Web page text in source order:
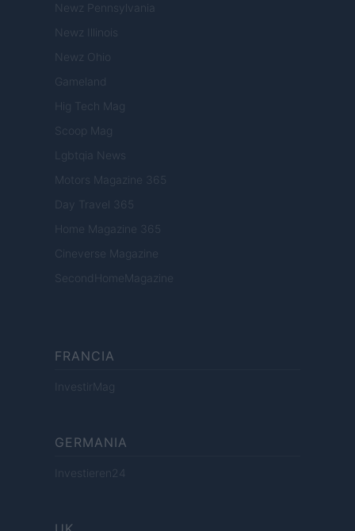
Newz Pennsylvania
Newz Illinois
Newz Ohio
Gameland
Hig Tech Mag
Scoop Mag
Lgbtqia News
Motors Magazine 365
Day Travel 365
Home Magazine 365
Cineverse Magazine
SecondHomeMagazine
FRANCIA
InvestirMag
GERMANIA
Investieren24